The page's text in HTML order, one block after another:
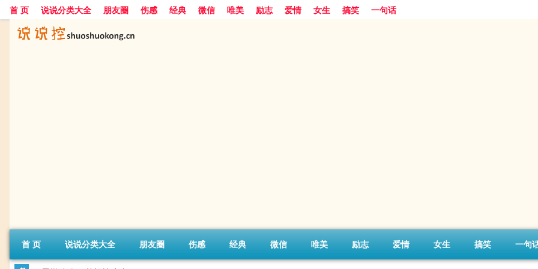
首 页 说说分类大全 朋友圈 伤感 经典 微信 唯美 励志 爱情 女生 搞笑 一句话
首 页 说说分类大全 朋友圈 伤感 经典 微信 唯美 励志 爱情 女生 搞笑 一句